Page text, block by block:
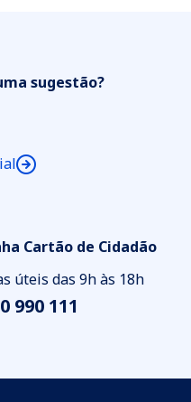
sugestão?
Cartão de Cidadão
úteis das 9h às 18h
990 111